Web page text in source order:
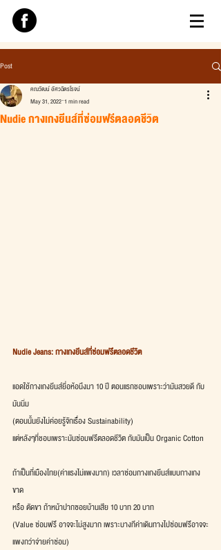
Post
Nudie กางเกงยีนส์ที่ซ่อมฟรีตลอดชีวิต
คณวัฒน์ อัศวฉัตรโรจน์
May 31, 2022 1 min read
Nudie Jeans: กางเกงยีนส์ที่ซ่อมฟรีตลอดชีวิต
แอดใช้กางเกงยีนส์ยี่อห้อนึงมา 10 ปี ตอนแรกชอบเพราะว่ามันสวยดี กับ
มันนิ่ม
(ตอนนั้นยังไม่ค่อยรู้จักเรื่อง Sustainability)
แต่หลังๆที่ชอบเพราะมันซ่อมฟรีตลอดชีวิต กับมันเป็น Organic Cotton
ถ้าเป็นที่เมืองไทย(ค่าแรงไม่แพงมาก) เวลาซ่อมกางเกงยีนส์แบบกางเกง
ขาด
หรือ ตัดขา ถ้าหน้าปากซอยบ้านเสีย 10 บาท 20 บาท
(Value ซ่อมฟรี อาจจะไม่สูงมาก เพราะบางทีค่าเดินทางไปซ่อมฟรีอาจจะ
แพงกว่าจ่ายค่าซ่อม)